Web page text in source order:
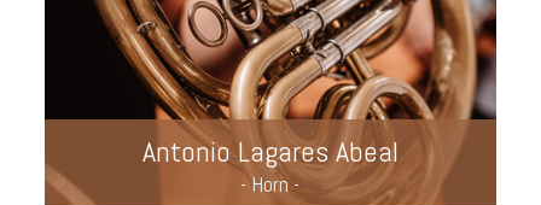
Antonio Lagares Abeal
- Horn -